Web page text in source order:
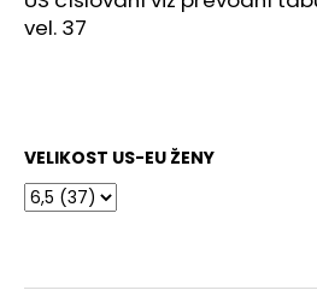
vel. 37
VELIKOST US-EU ŽENY
p
u
j
e